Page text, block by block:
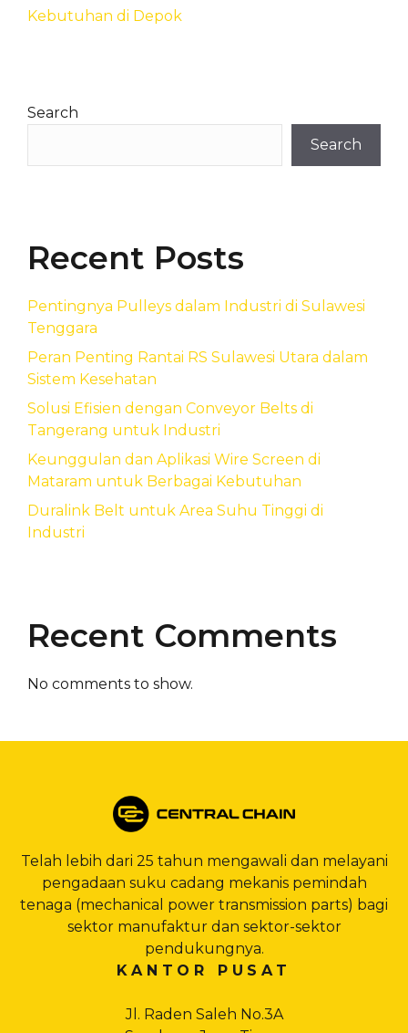
Kebutuhan di Depok
Search
Search
Recent Posts
Pentingnya Pulleys dalam Industri di Sulawesi
Tenggara
Peran Penting Rantai RS Sulawesi Utara dalam
Sistem Kesehatan
Solusi Efisien dengan Conveyor Belts di
Tangerang untuk Industri
Keunggulan dan Aplikasi Wire Screen di
Mataram untuk Berbagai Kebutuhan
Duralink Belt untuk Area Suhu Tinggi di
Industri
Recent Comments
No comments to show.
Telah lebih dari 25 tahun mengawali dan melayani
pengadaan suku cadang mekanis pemindah
tenaga (mechanical power transmission parts) bagi
sektor manufaktur dan sektor-sektor
pendukungnya.
KANTOR PUSAT
Jl. Raden Saleh No.3A